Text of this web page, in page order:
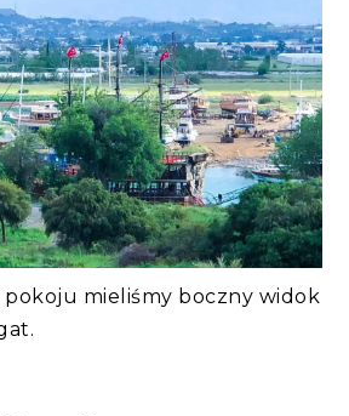
pokoju mieliśmy boczny widok